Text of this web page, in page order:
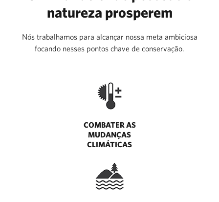
natureza prosperem
Nós trabalhamos para alcançar nossa meta ambiciosa
focando nesses pontos chave de conservação.
COMBATER AS
MUDANÇAS
CLIMÁTICAS